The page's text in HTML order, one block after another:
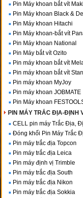
Pin Máy khoan bắt vít
Pin Máy khoan Black &
Pin Máy khoan Hitachi
Pin Máy khoan-bắt vít
Pin Máy khoan National
Pin Máy bắt vít Ozito
Pin máy khoan bắt vít
Pin máy khoan bắt vít
Pin máy khoan MyJoy
Pin máy khoan JOBMATE
Pin Máy khoan
PIN MÁY TRẮC ĐỊA-ĐỊNH
CELL pin máy Trắc Địa,
Đóng khối Pin Máy Trắc
Pin máy trắc địa Topcon
Pin máy trắc địa Leica
Pin máy định vị Trimble
Pin máy trắc địa South
Pin máy trắc địa Nikon
Pin máy trắc địa Sokkia